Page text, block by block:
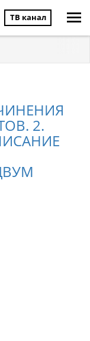
ТВ канал
2.